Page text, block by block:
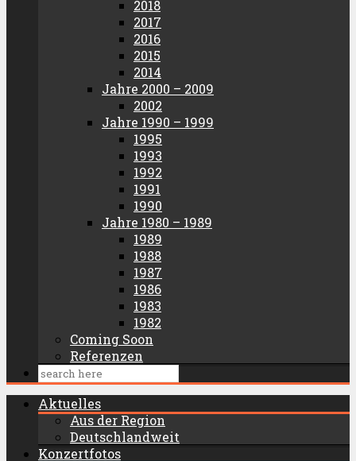
2018
2017
2016
2015
2014
Jahre 2000 – 2009
2002
Jahre 1990 – 1999
1995
1993
1992
1991
1990
Jahre 1980 – 1989
1989
1988
1987
1986
1983
1982
Coming Soon
Referenzen
Aktuelles
Aus der Region
Deutschlandweit
Konzertfotos